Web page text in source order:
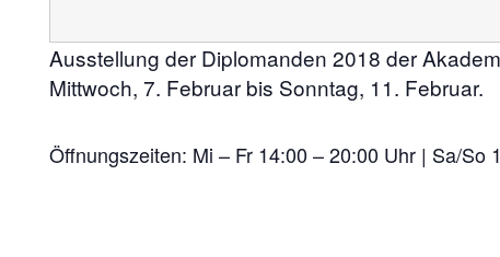
Ausstellung der Diplomanden 2018 der
Mittwoch, 7. Februar bis Sonntag, 11. Februar.
Öffnungszeiten: Mi – Fr 14:00 – 20:00 Uhr | Sa/So